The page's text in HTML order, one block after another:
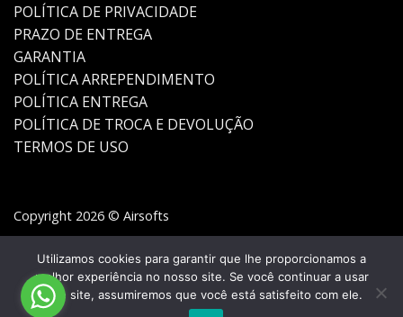
POLÍTICA DE PRIVACIDADE
PRAZO DE ENTREGA
GARANTIA
POLÍTICA ARREPENDIMENTO
POLÍTICA ENTREGA
POLÍTICA DE TROCA E DEVOLUÇÃO
TERMOS DE USO
Copyright 2026 © Airsofts
Utilizamos cookies para garantir que lhe proporcionamos a
melhor experiência no nosso site. Se você continuar a usar
este site, assumiremos que você está satisfeito com ele.